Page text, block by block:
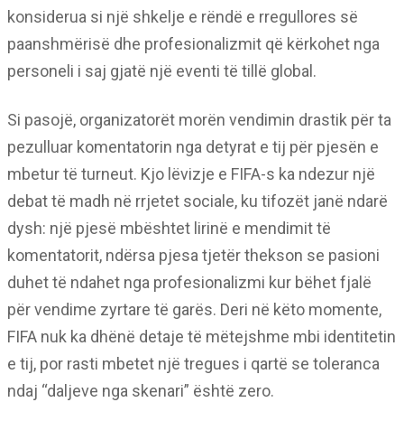
konsiderua si një shkelje e rëndë e rregullores së
paanshmërisë dhe profesionalizmit që kërkohet nga
personeli i saj gjatë një eventi të tillë global.
Si pasojë, organizatorët morën vendimin drastik për ta
pezulluar komentatorin nga detyrat e tij për pjesën e
mbetur të turneut. Kjo lëvizje e FIFA-s ka ndezur një
debat të madh në rrjetet sociale, ku tifozët janë ndarë
dysh: një pjesë mbështet lirinë e mendimit të
komentatorit, ndërsa pjesa tjetër thekson se pasioni
duhet të ndahet nga profesionalizmi kur bëhet fjalë
për vendime zyrtare të garës. Deri në këto momente,
FIFA nuk ka dhënë detaje të mëtejshme mbi identitetin
e tij, por rasti mbetet një tregues i qartë se toleranca
ndaj “daljeve nga skenari” është zero.